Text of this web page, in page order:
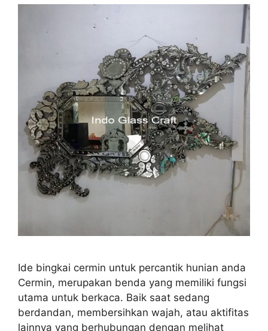
Ide bingkai cermin untuk percantik hunian anda
Cermin, merupakan benda yang memiliki fungsi
utama untuk berkaca. Baik saat sedang
berdandan, membersihkan wajah, atau aktifitas
lainnya yang berhubungan dengan melihat